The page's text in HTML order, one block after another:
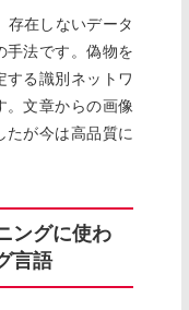
存在しないデータ
手法です。偽物を
する識別ネットワ
。文章からの画像
たが今は高品質に
ングに使わ
言語